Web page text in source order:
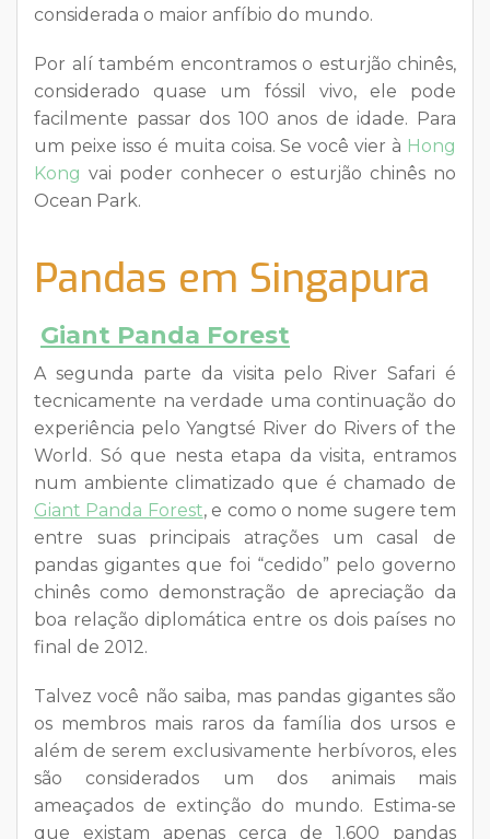
considerada o maior anfíbio do mundo.
Por alí também encontramos o esturjão chinês,
considerado quase um fóssil vivo, ele pode
facilmente passar dos 100 anos de idade. Para
um peixe isso é muita coisa. Se você vier à Hong
Kong vai poder conhecer o esturjão chinês no
Ocean Park.
Pandas em Singapura
Giant Panda Forest
A segunda parte da visita pelo River Safari é
tecnicamente na verdade uma continuação do
experiência pelo Yangtsé River do Rivers of the
World. Só que nesta etapa da visita, entramos
num ambiente climatizado que é chamado de
Giant Panda Forest, e como o nome sugere tem
entre suas principais atrações um casal de
pandas gigantes que foi “cedido” pelo governo
chinês como demonstração de apreciação da
boa relação diplomática entre os dois países no
final de 2012.
Talvez você não saiba, mas pandas gigantes são
os membros mais raros da família dos ursos e
além de serem exclusivamente herbívoros, eles
são considerados um dos animais mais
ameaçados de extinção do mundo. Estima-se
que existam apenas cerca de 1.600 pandas